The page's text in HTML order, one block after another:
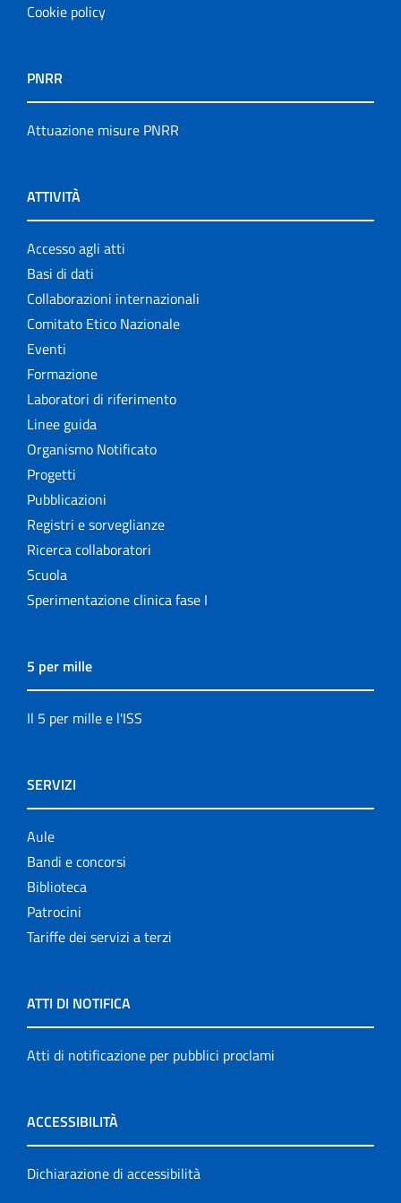
Cookie policy
PNRR
Attuazione misure PNRR
ATTIVITÀ
Accesso agli atti
Basi di dati
Collaborazioni internazionali
Comitato Etico Nazionale
Eventi
Formazione
Laboratori di riferimento
Linee guida
Organismo Notificato
Progetti
Pubblicazioni
Registri e sorveglianze
Ricerca collaboratori
Scuola
Sperimentazione clinica fase I
5 per mille
Il 5 per mille e l'ISS
SERVIZI
Aule
Bandi e concorsi
Biblioteca
Patrocini
Tariffe dei servizi a terzi
ATTI DI NOTIFICA
Atti di notificazione per pubblici proclami
ACCESSIBILITÀ
Dichiarazione di accessibilità